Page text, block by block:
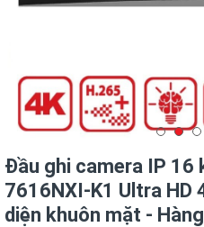
Đầu ghi camera IP 16
7616NXI-K1 Ultra HD
diện khuôn mặt -